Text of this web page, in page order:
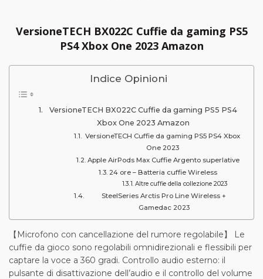
VersioneTECH BX022C Cuffie da gaming PS5
PS4 Xbox One 2023 Amazon
Indice Opinioni
VersioneTECH BX022C Cuffie da gaming PS5 PS4
Xbox One 2023 Amazon
VersioneTECH Cuffie da gaming PS5 PS4 Xbox
One 2023
Apple AirPods Max Cuffie Argento superlative
24 ore – Batteria cuffie Wireless
Altre cuffie della collezione 2023
SteelSeries Arctis Pro Line Wireless +
Gamedac 2023
【Microfono con cancellazione del rumore regolabile】 Le
cuffie da gioco sono regolabili omnidirezionali e flessibili per
captare la voce a 360 gradi. Controllo audio esterno: il
pulsante di disattivazione dell’audio e il controllo del volume